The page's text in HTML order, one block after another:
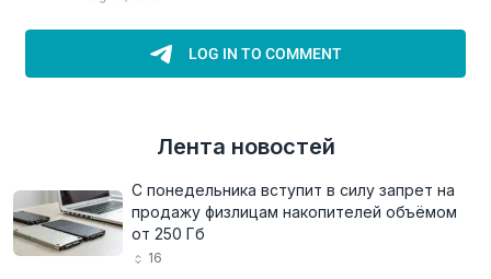
Лента новостей
С понедельника вступит в силу запрет на
продажу физлицам накопителей объёмом
от 250 Гб
16